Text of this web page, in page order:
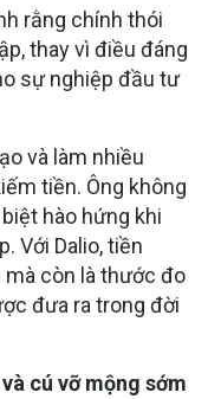
rằng chính thói
thay vì điều đáng
sự nghiệp đầu tư
và làm nhiều
tiền. Ông không
hào hứng khi
Với Dalio, tiền
còn là thước đo
đưa ra trong đời
cú vỡ mộng sớm